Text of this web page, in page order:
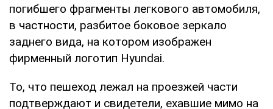
погибшего фрагменты легкового автомобиля,
в частности, разбитое боковое зеркало
заднего вида, на котором изображен
фирменный логотип Hyundai.
То, что пешеход лежал на проезжей части
подтверждают и свидетели, ехавшие мимо на